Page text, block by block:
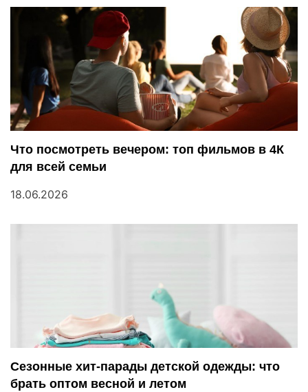
Что посмотреть вечером: топ фильмов в 4К
для всей семьи
18.06.2026
Сезонные хит-парады детской одежды: что
брать оптом весной и летом